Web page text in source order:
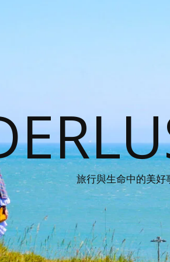
旅行與生命中的美好